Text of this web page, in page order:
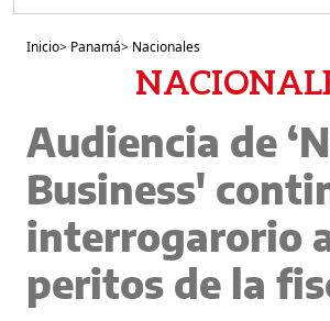
Inicio> Panamá> Nacionales
Audiencia de
Business'
interrogarorio
peritos de la